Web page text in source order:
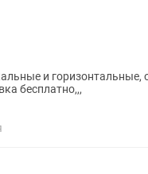
и
бесплатно,,,